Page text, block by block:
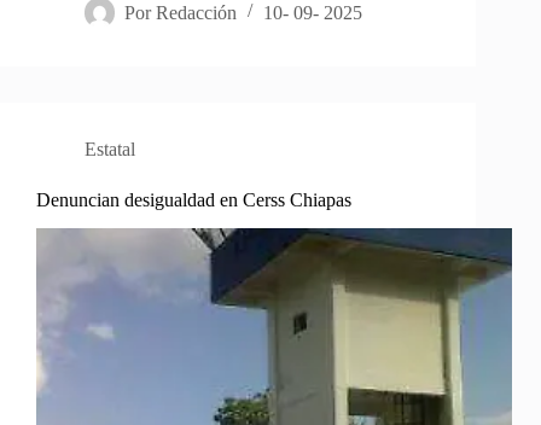
Por Redacción 10- 09- 2025
Estatal
Denuncian desigualdad en Cerss Chiapas